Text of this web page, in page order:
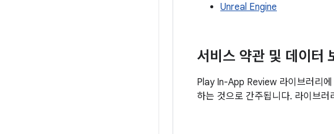
Unreal Engine
서비스 약관 및 데이터
Play In-App Review 라이브러리
하는 것으로 간주됩니다. 라이브